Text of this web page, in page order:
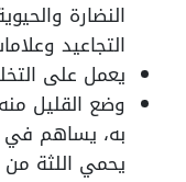
النضارة
التجاعيد
يعمل على
وضع القليل
به، يساهم في
يحمي اللثة من